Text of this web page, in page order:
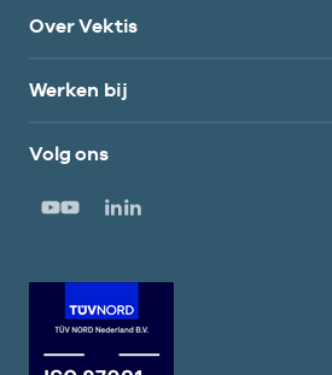
Over Vektis
Werken bij
Volg ons